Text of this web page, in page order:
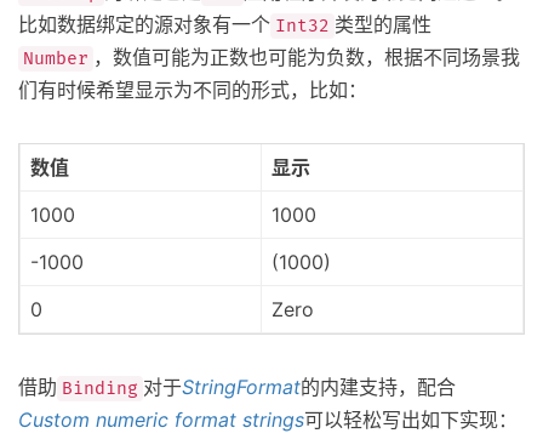
比如数据绑定的源对象有一个 Int32 类型的属性
Number ，数值可能为正数也可能为负数，根据不同场景我
们有时候希望显示为不同的形式，比如：
数值
显示
1000
1000
-1000
(1000)
0
Zero
借助 Binding 对于StringFormat的内建支持，配合
Custom numeric format strings可以轻松写出如下实现：